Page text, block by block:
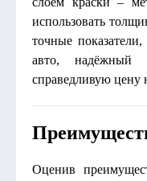
использовать
точные
авто, надёжный
справедливую цену
Оценив